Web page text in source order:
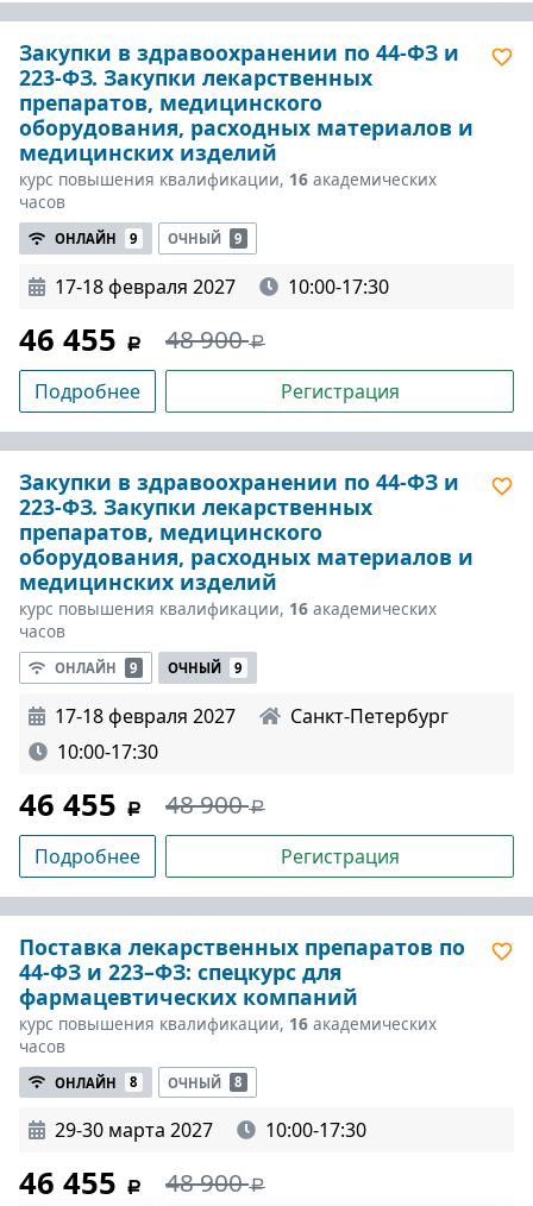
Закупки в здравоохранении по 44-ФЗ и
223-ФЗ. Закупки лекарственных
препаратов, медицинского
оборудования, расходных материалов и
медицинских изделий
курс повышения квалификации, 16 академических
часов
ОНЛАЙН 9 ОЧНЫЙ 9
17-18 февраля 2027 10:00-17:30
46 455 48 900
Подробнее Регистрация
Закупки в здравоохранении по 44-ФЗ и
223-ФЗ. Закупки лекарственных
препаратов, медицинского
оборудования, расходных материалов и
медицинских изделий
курс повышения квалификации, 16 академических
часов
ОНЛАЙН 9 ОЧНЫЙ 9
17-18 февраля 2027
Санкт-Петербург
10:00-17:30
46 455 48 900
Подробнее Регистрация
Поставка лекарственных препаратов по
44-ФЗ и 223–ФЗ: спецкурс для
фармацевтических компаний
курс повышения квалификации, 16 академических
часов
ОНЛАЙН 8 ОЧНЫЙ 8
29-30 марта 2027 10:00-17:30
46 455 48 900